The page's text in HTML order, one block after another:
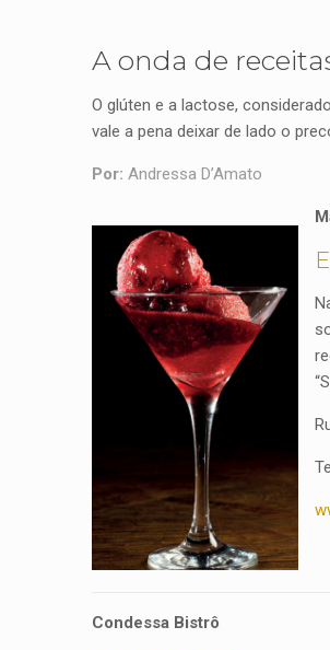
A onda de
O glúten e a lactose,
vale a pena deixar de lado o
Por: Andressa D’Amato
Condessa Bistrô